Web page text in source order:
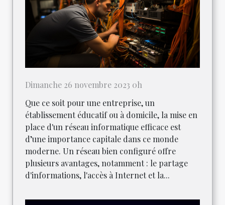
Dimanche 26 novembre 2023 0h
Que ce soit pour une entreprise, un
établissement éducatif ou à domicile, la mise en
place d'un réseau informatique efficace est
d’une importance capitale dans ce monde
moderne. Un réseau bien configuré offre
plusieurs avantages, notamment : le partage
d'informations, l'accès à Internet et la...